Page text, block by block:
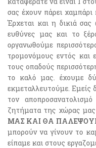
σας έχουν πάρει χαμπάρι
Έρχεται και η δικιά
ευθύνες μας και το
οργανωθούμε
τρομονόμους εντός και
τους οπαδούς
το καλό μας. έχουμε
εκμεταλλευτούμε. Εμείς
τον
ζητήματα της χώρας μας
ΜΑΣ ΚΑΙ ΘΑ
μπορούν να γίνουν το
είπαμε και στους